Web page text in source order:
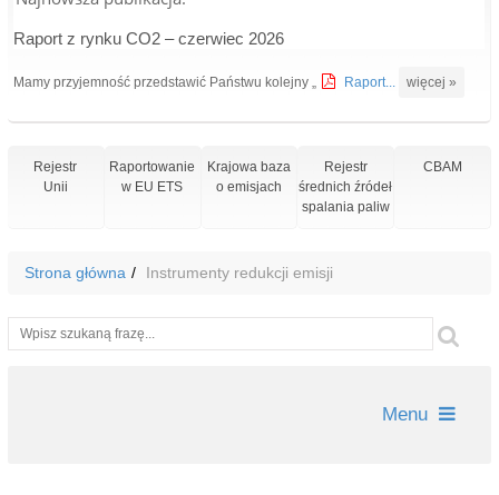
Raport z rynku CO2 – czerwiec 2026
Mamy przyjemność przedstawić Państwu kolejny „ Raport... więcej »
Rejestr
Unii
Raportowanie
w EU ETS
Krajowa baza
o emisjach
Rejestr
średnich źródeł
spalania paliw
CBAM
Strona główna Instrumenty redukcji emisji
Wyszukiwarka
Menu